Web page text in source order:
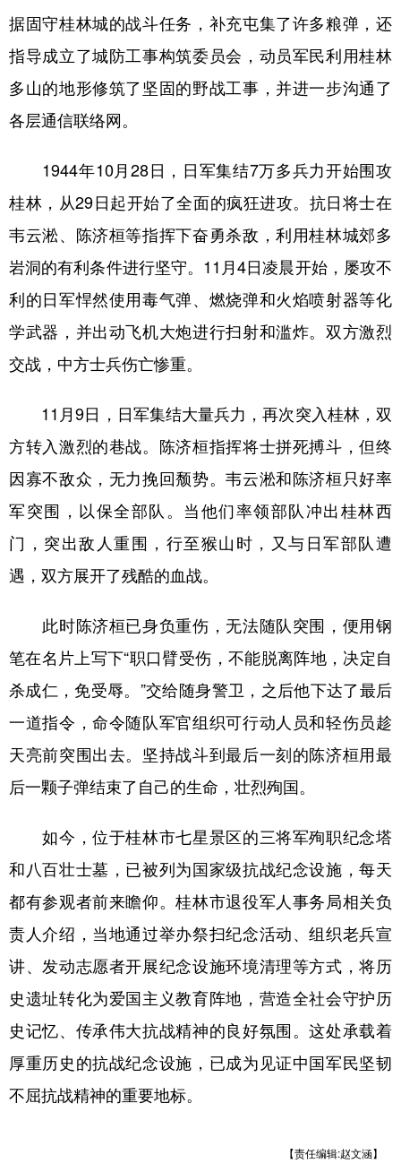
据固守桂林城的战斗任务，补充屯集了许多粮弹，还
指导成立了城防工事构筑委员会，动员军民利用桂林
多山的地形修筑了坚固的野战工事，并进一步沟通了
各层通信联络网。
1944年10月28日，日军集结7万多兵力开始围攻
桂林，从29日起开始了全面的疯狂进攻。抗日将士在
韦云淞、陈济桓等指挥下奋勇杀敌，利用桂林城郊多
岩洞的有利条件进行坚守。11月4日凌晨开始，屡攻不
利的日军悍然使用毒气弹、燃烧弹和火焰喷射器等化
学武器，并出动飞机大炮进行扫射和滥炸。双方激烈
交战，中方士兵伤亡惨重。
11月9日，日军集结大量兵力，再次突入桂林，双
方转入激烈的巷战。陈济桓指挥将士拼死搏斗，但终
因寡不敌众，无力挽回颓势。韦云淞和陈济桓只好率
军突围，以保全部队。当他们率领部队冲出桂林西
门，突出敌人重围，行至猴山时，又与日军部队遭
遇，双方展开了残酷的血战。
此时陈济桓已身负重伤，无法随队突围，便用钢
笔在名片上写下“职口臂受伤，不能脱离阵地，决定自
杀成仁，免受辱。”交给随身警卫，之后他下达了最后
一道指令，命令随队军官组织可行动人员和轻伤员趁
天亮前突围出去。坚持战斗到最后一刻的陈济桓用最
后一颗子弹结束了自己的生命，壮烈殉国。
如今，位于桂林市七星景区的三将军殉职纪念塔
和八百壮士墓，已被列为国家级抗战纪念设施，每天
都有参观者前来瞻仰。桂林市退役军人事务局相关负
责人介绍，当地通过举办祭扫纪念活动、组织老兵宣
讲、发动志愿者开展纪念设施环境清理等方式，将历
史遗址转化为爱国主义教育阵地，营造全社会守护历
史记忆、传承伟大抗战精神的良好氛围。这处承载着
厚重历史的抗战纪念设施，已成为见证中国军民坚韧
不屈抗战精神的重要地标。
【责任编辑:赵文涵】